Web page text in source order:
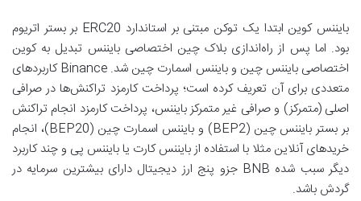
بایننس کوین ابتدا یک توکن مبتنی بر استاندارد ERC20 بر بستر اتریوم
بود. اما پس از راه‌اندازی بلاک چین اختصاصی بایننس تبدیل به کوین
اختصاصی بایننس چین و بایننس اسمارت چین شد. Binance کاربردهای
متعددی برای آن تعریف کرده است؛ پرداخت کارمزد تراکنش‌ها در صرافی
اصلی (متمرکز) و صرافی غیر متمرکز بایننس، پرداخت کارمزد انجام تراکنش
بر بستر بایننس چین (BEP2) و بایننس اسمارت چین (BEP20)، انجام
خریدهای آنلاین مثلا با استفاده از بایننس کارت یا بایننس پی و چند کاربرد
دیگر سبب شده BNB جزو پنج ارز دیجیتال دارای بیشترین سرمایه در
گردش باشد.